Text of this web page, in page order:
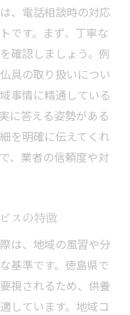
、電話相談時の対応
です。まず、丁寧な
確認しましょう。例
具の取り扱いについ
事情に精通している
に答える姿勢がある
を明確に伝えてくれ
、業者の信頼度や対
スの特徴
は、地域の風習や分
基準です。徳島県で
視されるため、供養
しています。地域コ